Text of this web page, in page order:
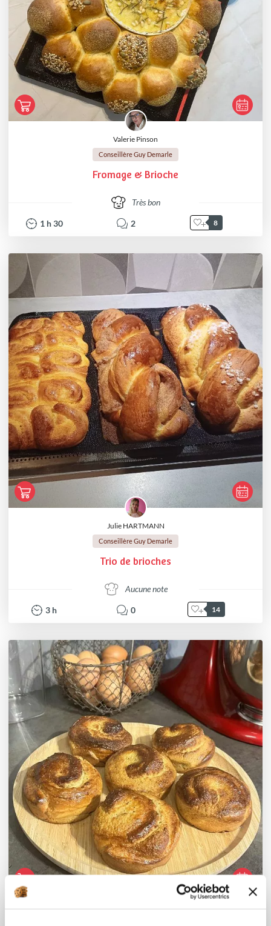
Valerie Pinson
Conseillère Guy Demarle
Fromage & Brioche
Très bon
1 h30 2 8
Julie HARTMANN
Conseillère Guy Demarle
Trio de brioches
Aucune note
3 h 0 14